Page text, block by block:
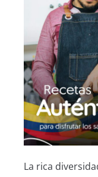
La rica